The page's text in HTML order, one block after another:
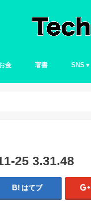
金 著書 SNS▼
Twitter
25 3.31.48
はてブ